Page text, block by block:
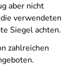
aber nicht
verwendeten
Siegel achten.
zahlreichen